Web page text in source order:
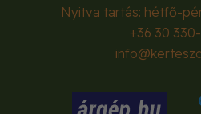
Nyitva tartás: hétfő-
+36 30